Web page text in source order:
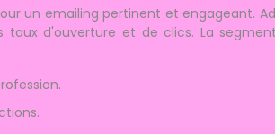
un emailing pertinent et engageant.
d'ouverture et de clics. La